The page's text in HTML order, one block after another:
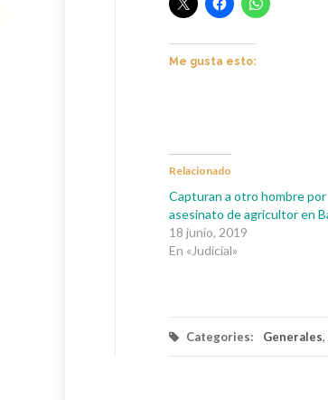
Me gusta esto:
Relacionado
Capturan a otro hombre por
asesinato de agricultor en
18 junio, 2019
En «Judicial»
Categories: Generales,